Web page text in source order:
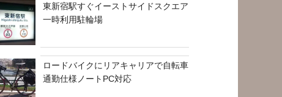
東新宿駅すぐイーストサイドスクエア
一時利用駐輪場
ロードバイクにリアキャリアで自転車
通勤仕様ノートPC対応